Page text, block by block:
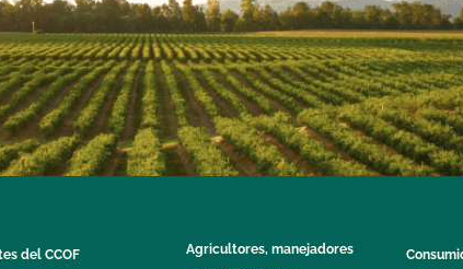
del CCOF
Agricultores, manejadores